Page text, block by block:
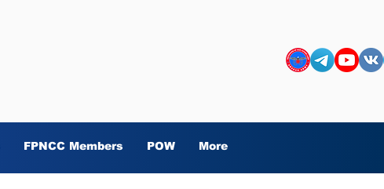
FPNCC Members POW More